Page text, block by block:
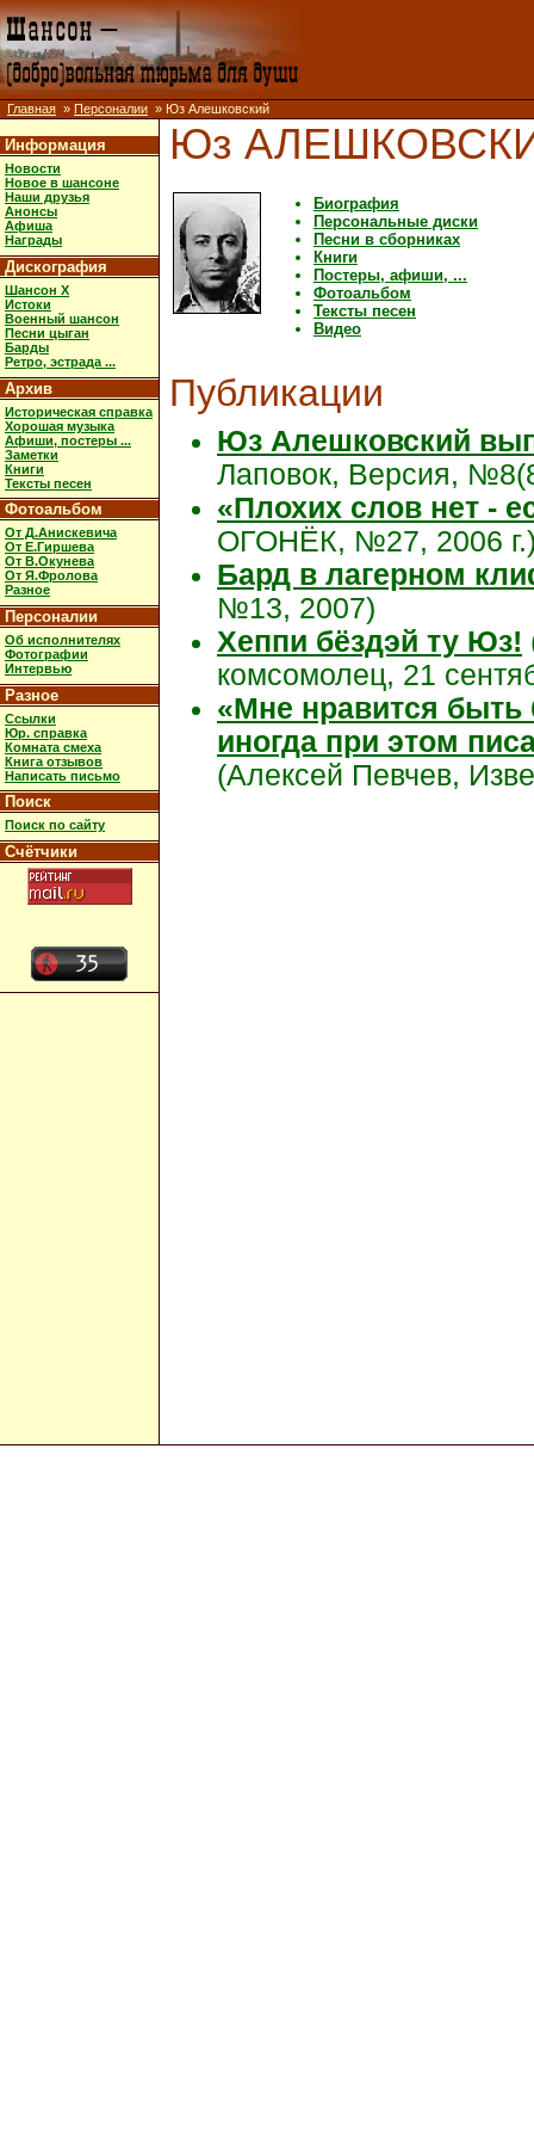
Главная » Персоналии » Юз Алешковский
Информация
Новости
Новое в шансоне
Наши друзья
Анонсы
Афиша
Награды
Дискография
Шансон X
Истоки
Военный шансон
Песни цыган
Барды
Ретро, эстрада ...
Архив
Историческая справка
Хорошая музыка
Афиши, постеры ...
Заметки
Книги
Тексты песен
Фотоальбом
От Д.Анискевича
От Е.Гиршева
От В.Окунева
От Я.Фролова
Разное
Персоналии
Об исполнителях
Фотографии
Интервью
Разное
Ссылки
Юр. справка
Комната смеха
Книга отзывов
Написать письмо
Поиск
Поиск по сайту
Счётчики
Юз
Биография
Персональные диски
Песни в сборниках
Книги
Постеры, афиши, ...
Фотоальбом
Тексты песен
Видео
Публикации
Юз Алешковский
Лаповок, Версия,
«Плохих слов нет -
ОГОНЁК, №27, 2006
Бард в лагерном
№13, 2007)
Хеппи бёздэй ту Юз!
комсомолец, 21
«Мне нравится
иногда при этом
(Алексей Певчев,